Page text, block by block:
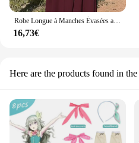
16,73€
Here are the products found in the